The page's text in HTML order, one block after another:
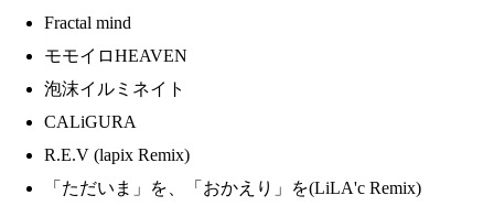
Fractal mind
モモイロHEAVEN
泡沫イルミネイト
CALiGURA
R.E.V (lapix Remix)
「ただいま」を、「おかえり」を(LiLA'c Remix)